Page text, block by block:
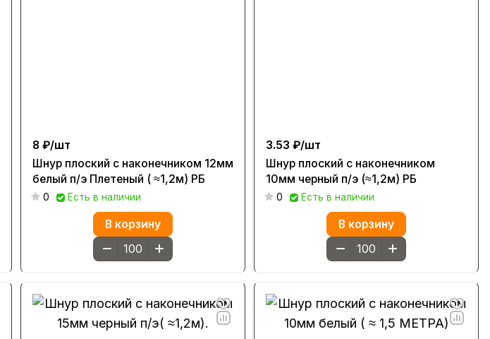
8 ₽/шт
Шнур плоский с наконечником 12мм
белый п/э Плетеный ( ≈1,2м) РБ
0 Есть в наличии
В корзину
3.53 ₽/шт
Шнур плоский с наконечником
10мм черный п/э (≈1,2м) РБ
0 Есть в наличии
В корзину